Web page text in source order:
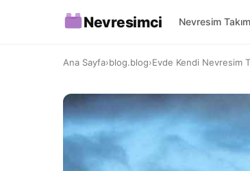
Nevresimci Nevresim
Ana Sayfa›blog.blog›Evde Kendi Nevresim